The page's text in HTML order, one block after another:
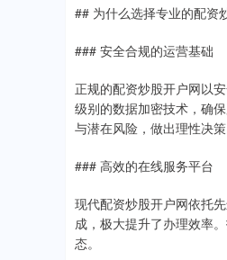
## 为什么选择专业的配资
### 安全合规的运营基础
正规的配资炒股开户网以
级别的数据加密技术，确
与潜在风险，做出理性决策
### 高效的在线服务平台
现代配资炒股开户网依托
成，极大提升了办理效率
态。